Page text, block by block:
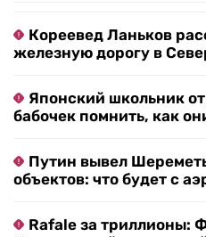
Кореевед Ланьков
железную дорогу в
Японский школьник
бабочек помнить, как
Путин вывел
объектов: что будет с
Rafale за триллионы: